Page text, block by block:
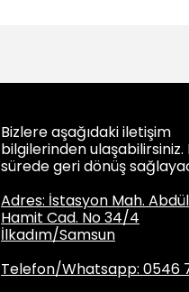
Bizlere aşağıdaki iletişim
bilgilerinden ulaşabilirsiniz.
sürede geri dönüş
Adres: İstasyon Mah.
Hamit Cad. No 34/4
İlkadım/Samsun
Telefon/Whatsapp: 0546